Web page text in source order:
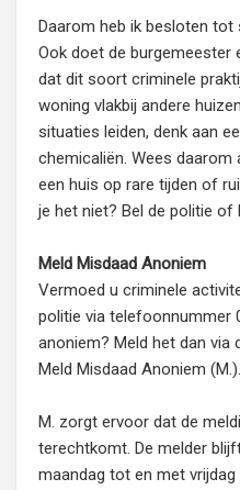
Daarom heb ik besloten tot
Ook doet de burgemeester
dat dit soort criminele
woning vlakbij andere
situaties leiden, denk aan
chemicaliën. Wees daarom
een huis op rare tijden of
je het niet? Bel de politie of
Meld Misdaad Anoniem
Vermoed u criminele
politie via telefoonnummer
anoniem? Meld het dan via
Meld Misdaad Anoniem (M.).
M. zorgt ervoor dat de
terechtkomt. De melder
maandag tot en met